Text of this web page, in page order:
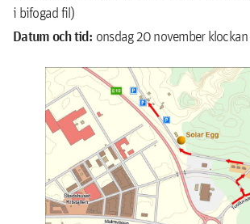
i bifogad fil)
Datum och tid: onsdag 20 november